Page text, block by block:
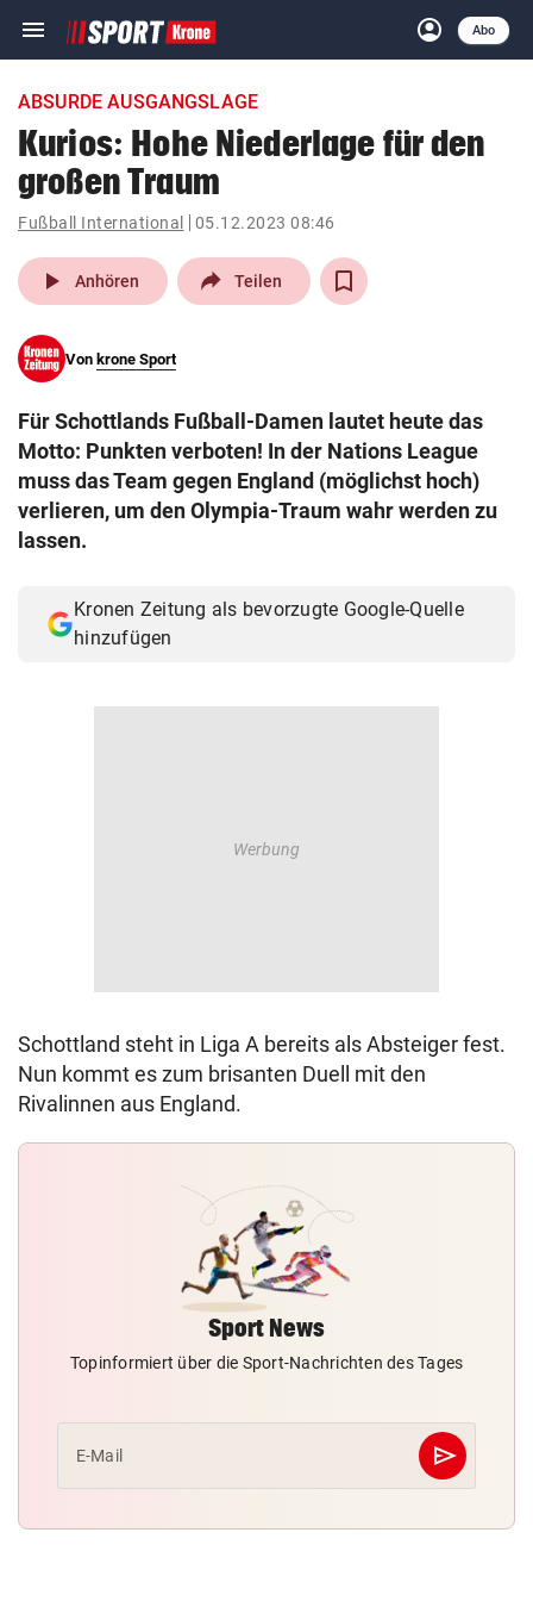
menu Navigation
ein-/ausklappen
account_circle
Anmelden
Abo
close Schließen
account_circle Anmelden
pin_drop
Wien arrow_right
search
eingeben
ABSURDE AUSGANGSLAGE
Kurios: Hohe Niederlage für den
großen Traum
Fußball International 05.12.2023 08:46
play_arrow Anhören Teilen
Von krone Sport
Für Schottlands Fußball-Damen lautet heute das
Motto: Punkten verboten! In der Nations League
muss das Team gegen England (möglichst hoch)
verlieren, um den Olympia-Traum wahr werden zu
lassen.
Kronen Zeitung als bevorzugte Google-Quelle
hinzufügen
Schottland steht in Liga A bereits als Absteiger fest.
Nun kommt es zum brisanten Duell mit den
Rivalinnen aus England.
Sport News
Topinformiert über die Sport-Nachrichten des Tages
E-Mail send
Abschicken